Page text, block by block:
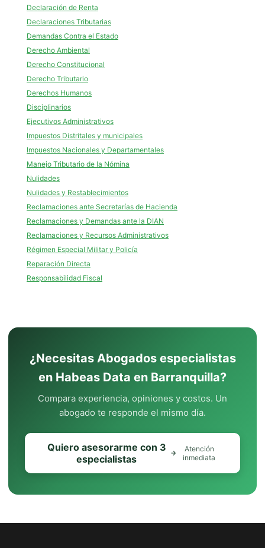
Declaración de Renta
Declaraciones Tributarias
Demandas Contra el Estado
Derecho Ambiental
Derecho Constitucional
Derecho Tributario
Derechos Humanos
Disciplinarios
Ejecutivos Administrativos
Impuestos Distritales y municipales
Impuestos Nacionales y Departamentales
Manejo Tributario de la Nómina
Nulidades
Nulidades y Restablecimientos
Reclamaciones ante Secretarías de Hacienda
Reclamaciones y Demandas ante la DIAN
Reclamaciones y Recursos Administrativos
Régimen Especial Militar y Policía
Reparación Directa
Responsabilidad Fiscal
¿Necesitas Abogados especialistas
en Habeas Data en Barranquilla?
Compara experiencia, opiniones y costos. Un
abogado te responde el mismo día.
Quiero asesorarme con 3
especialistas
Atención
inmediata